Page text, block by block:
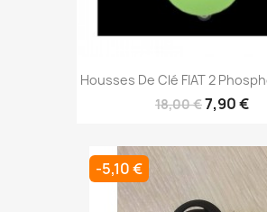
Housses De Clé FIAT 2
18,00 €7,90 €
-5,10 €